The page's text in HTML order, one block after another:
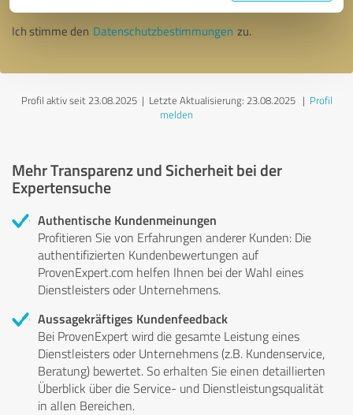
Ich stimme den Datenschutzbestimmungen zu.
Profil aktiv seit 23.08.2025 | Letzte Aktualisierung: 23.08.2025| Profil
melden
Mehr Transparenz und Sicherheit bei der
Expertensuche
Authentische Kundenmeinungen
Profitieren Sie von Erfahrungen anderer Kunden: Die
authentifizierten Kundenbewertungen auf
ProvenExpert.com helfen Ihnen bei der Wahl eines
Dienstleisters oder Unternehmens.
Aussagekräftiges Kundenfeedback
Bei ProvenExpert wird die gesamte Leistung eines
Dienstleisters oder Unternehmens (z.B. Kundenservice,
Beratung) bewertet. So erhalten Sie einen detaillierten
Überblick über die Service- und Dienstleistungsqualität
in allen Bereichen.